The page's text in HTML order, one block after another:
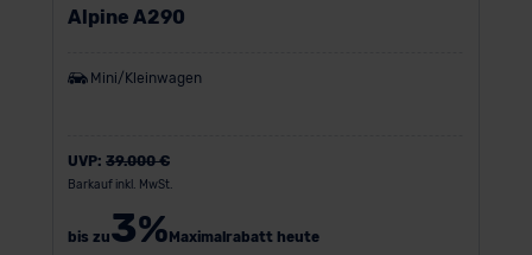
Alpine A290
Mini/Kleinwagen
UVP: 39.000 €
Barkauf inkl. MwSt.
bis zu3%Maximalrabatt heute